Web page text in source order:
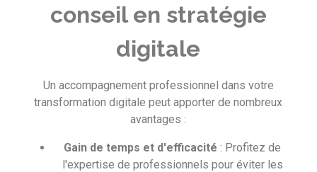
conseil en stratégie
digitale
Un accompagnement professionnel dans votre
transformation digitale peut apporter de nombreux
avantages :
Gain de temps et d'efficacité : Profitez de
l'expertise de professionnels pour éviter les